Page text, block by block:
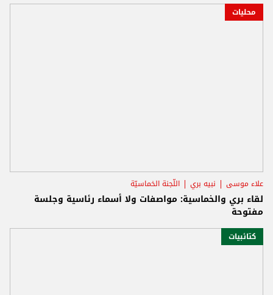
محليات
علاء موسى نبيه بري اللّجنة الخماسيّة
لقاء بري والخماسية: مواصفات ولا أسماء رئاسية وجلسة
مفتوحة
كتائبيات